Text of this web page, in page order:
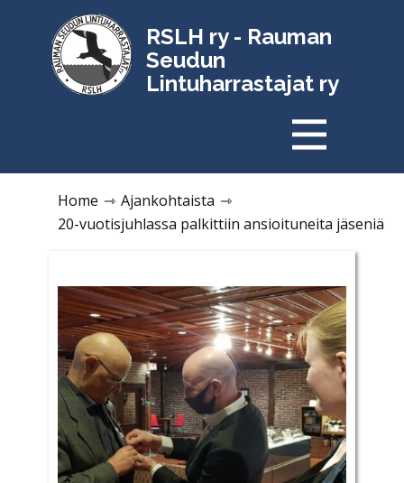
RSLH ry - Rauman
Seudun
Lintuharrastajat ry
Home ⇾ Ajankohtaista ⇾
20-vuotisjuhlassa palkittiin ansioituneita jäseniä